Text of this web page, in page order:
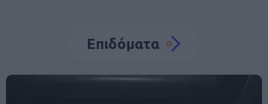
Επιδόματα